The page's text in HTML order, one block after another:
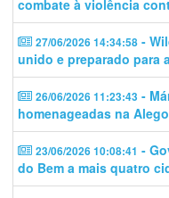
combate à violência
27/06/2026 14:34:58 -
unido e preparado para
26/06/2026 11:23:43 -
homenageadas na Alego
23/06/2026 10:08:41 -
do Bem a mais quatro